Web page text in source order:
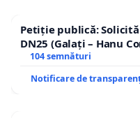
Petiție publică:
DN25 (Galați – Hanu
traseului în afara
104 semnături
Notificare de